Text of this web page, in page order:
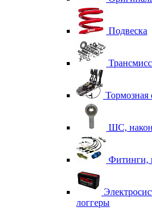
Подвеска
Тормозная
ШС,
Фитинги,
логгеры